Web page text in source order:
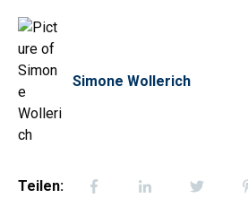
Simone Wollerich
Teilen: